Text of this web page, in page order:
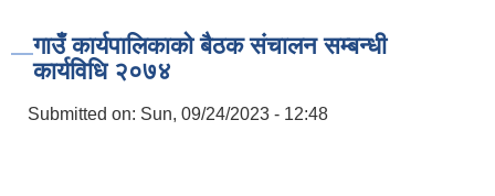
गाउँ कार्यपालिकाको बैठक संचालन सम्बन्धी
कार्यविधि २०७४
Submitted on: Sun, 09/24/2023 - 12:48